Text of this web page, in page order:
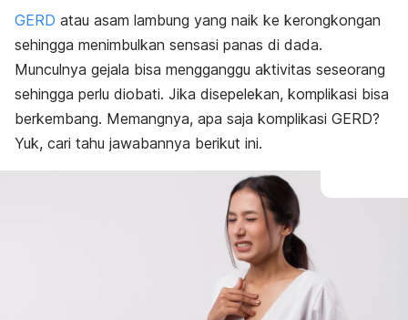
GERD atau asam lambung yang naik ke kerongkongan
sehingga menimbulkan sensasi panas di dada.
Munculnya gejala bisa mengganggu aktivitas seseorang
sehingga perlu diobati. Jika disepelekan, komplikasi bisa
berkembang. Memangnya, apa saja komplikasi GERD?
Yuk, cari tahu jawabannya berikut ini.